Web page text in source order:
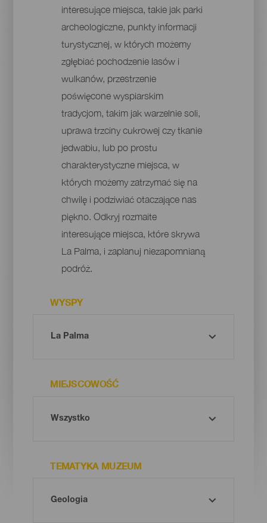
interesujące miejsca, takie jak parki
archeologiczne, punkty informacji
turystycznej, w których możemy
zgłębiać pochodzenie lasów i
wulkanów, przestrzenie
poświęcone wyspiarskim
tradycjom, takim jak warzelnie soli,
uprawa trzciny cukrowej czy tkanie
jedwabiu, lub po prostu
charakterystyczne miejsca, w
których możemy zatrzymać się na
chwilę i podziwiać otaczające nas
piękno. Odkryj rozmaite
interesujące miejsca, które skrywa
La Palma, i zaplanuj niezapomnianą
podróż.
WYSPY
MIEJSCOWOŚĆ
TEMATYKA MUZEUM